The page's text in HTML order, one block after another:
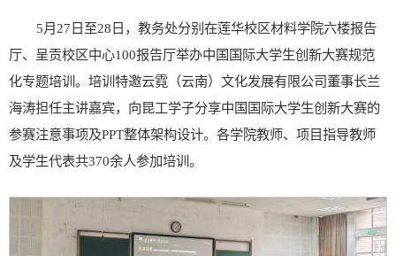
5月27日至28日，教务处分别在莲华校区材料学院六楼报告
厅、呈贡校区中心100报告厅举办中国国际大学生创新大赛规范
化专题培训。培训特邀云霓（云南）文化发展有限公司董事长兰
海涛担任主讲嘉宾，向昆工学子分享中国国际大学生创新大赛的
参赛注意事项及PPT整体架构设计。各学院教师、项目指导教师
及学生代表共370余人参加培训。